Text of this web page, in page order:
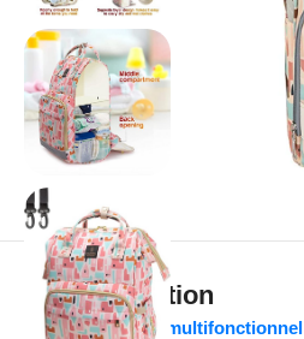
Description
sac momie multifonctionnel